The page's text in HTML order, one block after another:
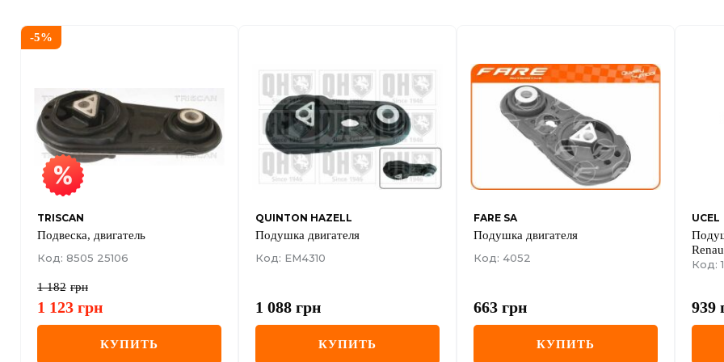
-5%
TRISCAN
Подвеска, двигатель
Код: 8505 25106
1 182 грн
1 123 грн
КУПИТЬ
QUINTON HAZELL
Подушка двигателя
Код: EM4310
1 088 грн
КУПИТЬ
FARE SA
Подушка двигателя
Код: 4052
663 грн
КУПИТЬ
UCEL
Код:
939